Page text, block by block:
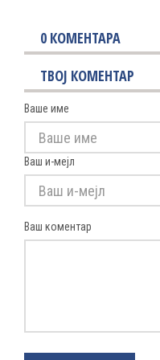
0 КОМЕНТАРА
ТВОЈ КОМЕНТАР
Ваше име
Ваш и-мејл
Ваш коментар